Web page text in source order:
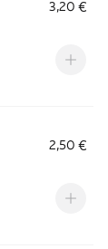
3,20 €
2,50 €